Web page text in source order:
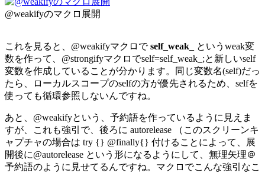
@weakifyのマクロ展開
これを見ると、@weakifyマクロでself_weak_
というweak変
数を作って、@strongifyマクロでself=self_weak_;と新しいself
変数を作成していることが分かります。同じ変数名(self)だっ
たら、ローカルスコープのselfの方が優先されるため、selfを
使っても循環参照しないんですね。
あと、@weakifyという、予約語を作っているように見えま
すが、これも強引で、後ろに autorelease （このスクリーンキ
ャプチャの場合は try {} @finally{} 付けることによって、展
開後に@autorelease という形になるようにして、無理矢理＠
予約語のように見せてるんですね。マクロでこんな強引なこ